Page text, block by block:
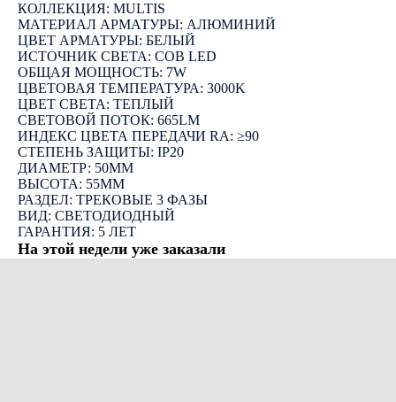
КОЛЛЕКЦИЯ: MULTIS
МАТЕРИАЛ АРМАТУРЫ: АЛЮМИНИЙ
ЦВЕТ АРМАТУРЫ: БЕЛЫЙ
ИСТОЧНИК СВЕТА: COB LED
ОБЩАЯ МОЩНОСТЬ: 7W
ЦВЕТОВАЯ ТЕМПЕРАТУРА: 3000K
ЦВЕТ СВЕТА: ТЕПЛЫЙ
СВЕТОВОЙ ПОТОК: 665LM
ИНДЕКС ЦВЕТА ПЕРЕДАЧИ RA: ≥90
СТЕПЕНЬ ЗАЩИТЫ: IP20
ДИАМЕТР: 50ММ
ВЫСОТА: 55ММ
РАЗДЕЛ: ТРЕКОВЫЕ 3 ФАЗЫ
ВИД: СВЕТОДИОДНЫЙ
ГАРАНТИЯ: 5 ЛЕТ
На этой недели уже заказали